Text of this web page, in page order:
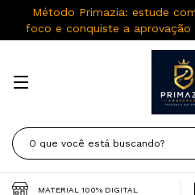
Método Primazia: estude
foco e conquiste a
MATERIAL 100% DIGITAL